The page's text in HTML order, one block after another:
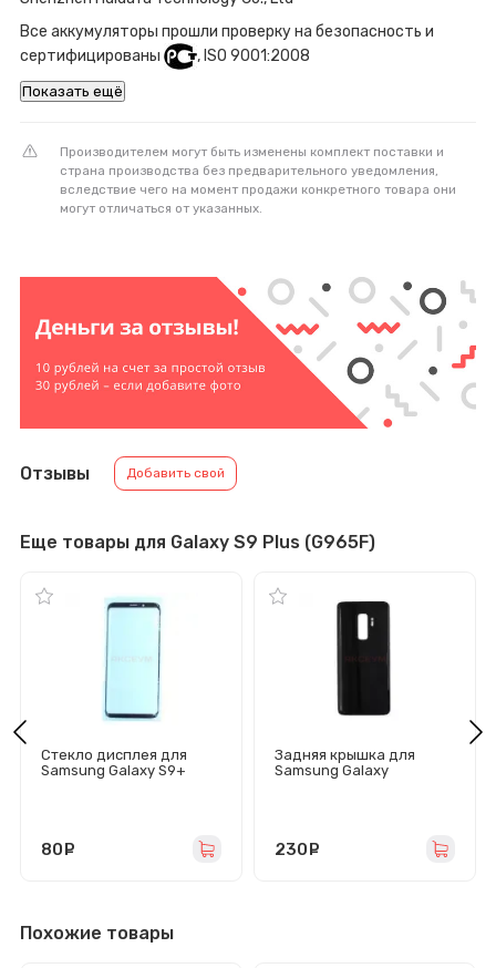
Все аккумуляторы прошли проверку на безопасность и
сертифицированы
, ISO 9001:2008
Показать ещё
Производителем могут быть изменены комплект поставки и
страна производства без предварительного уведомления,
вследствие чего на момент продажи конкретного товара они
могут отличаться от указанных.
Отзывы Добавить свой
Еще товары для Galaxy S9 Plus (G965F)
Стекло дисплея для
Samsung Galaxy S9+
80
Задняя крышка для
Samsung Galaxy
230
Похожие товары